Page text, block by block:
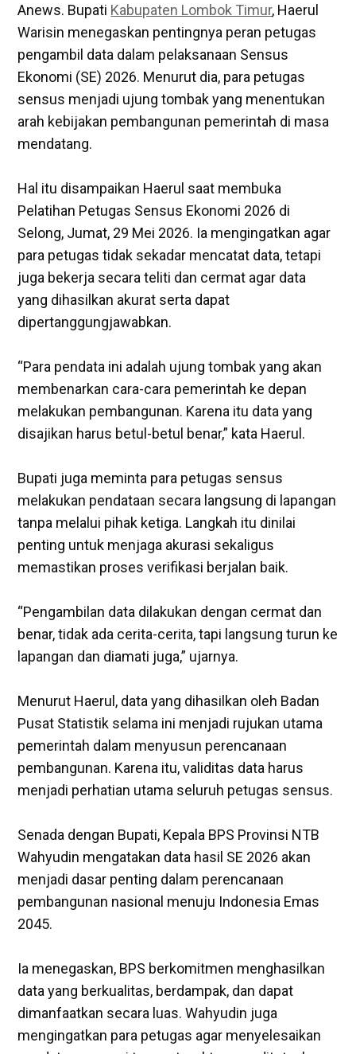
Anews. Bupati Kabupaten Lombok Timur, Haerul
Warisin menegaskan pentingnya peran petugas
pengambil data dalam pelaksanaan Sensus
Ekonomi (SE) 2026. Menurut dia, para petugas
sensus menjadi ujung tombak yang menentukan
arah kebijakan pembangunan pemerintah di masa
mendatang.
‎Hal itu disampaikan Haerul saat membuka
Pelatihan Petugas Sensus Ekonomi 2026 di
Selong, Jumat, 29 Mei 2026. Ia mengingatkan agar
para petugas tidak sekadar mencatat data, tetapi
juga bekerja secara teliti dan cermat agar data
yang dihasilkan akurat serta dapat
dipertanggungjawabkan.
‎“Para pendata ini adalah ujung tombak yang akan
membenarkan cara-cara pemerintah ke depan
melakukan pembangunan. Karena itu data yang
disajikan harus betul-betul benar,” kata Haerul.
‎Bupati juga meminta para petugas sensus
melakukan pendataan secara langsung di lapangan
tanpa melalui pihak ketiga. Langkah itu dinilai
penting untuk menjaga akurasi sekaligus
memastikan proses verifikasi berjalan baik.
‎“Pengambilan data dilakukan dengan cermat dan
benar, tidak ada cerita-cerita, tapi langsung turun ke
lapangan dan diamati juga,” ujarnya.
‎Menurut Haerul, data yang dihasilkan oleh Badan
Pusat Statistik selama ini menjadi rujukan utama
pemerintah dalam menyusun perencanaan
pembangunan. Karena itu, validitas data harus
menjadi perhatian utama seluruh petugas sensus.
‎Senada dengan Bupati, Kepala BPS Provinsi NTB
Wahyudin mengatakan data hasil SE 2026 akan
menjadi dasar penting dalam perencanaan
pembangunan nasional menuju Indonesia Emas
2045.
‎Ia menegaskan, BPS berkomitmen menghasilkan
data yang berkualitas, berdampak, dan dapat
dimanfaatkan secara luas. Wahyudin juga
mengingatkan para petugas agar menyelesaikan